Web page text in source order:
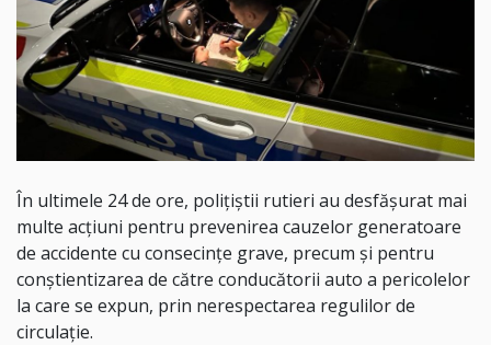
În ultimele 24 de ore, polițiștii rutieri au desfășurat mai
multe acțiuni pentru prevenirea cauzelor generatoare
de accidente cu consecințe grave, precum și pentru
conștientizarea de către conducătorii auto a pericolelor
la care se expun, prin nerespectarea regulilor de
circulație.